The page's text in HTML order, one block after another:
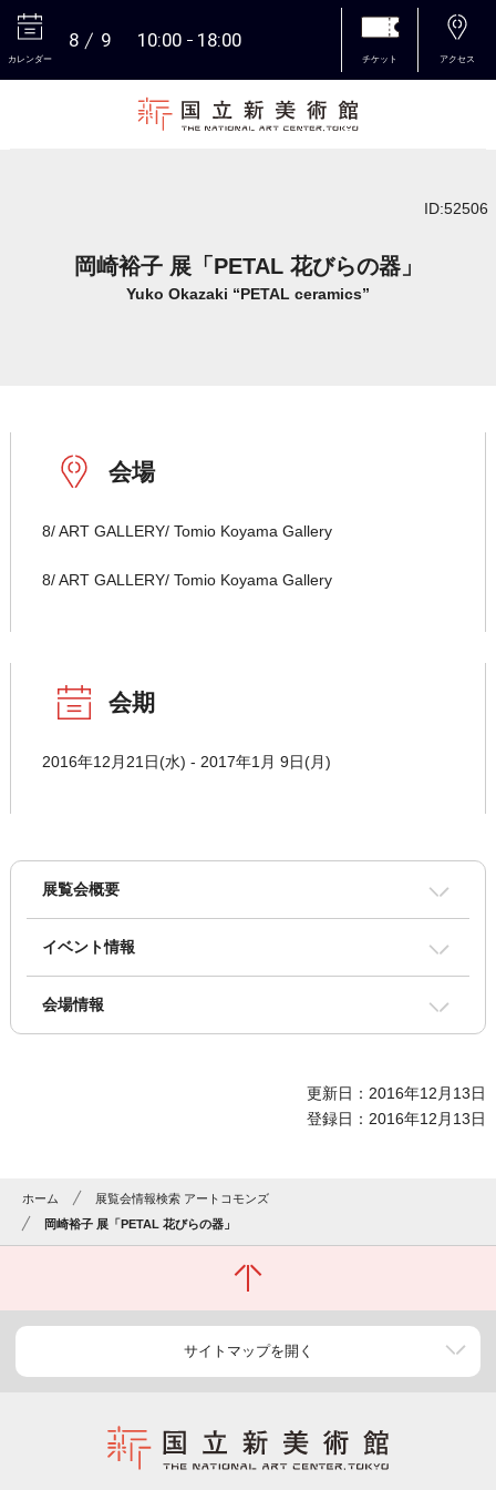
カレンダー
8 9 10:00 18:00
チケット アクセス
ID:52506
岡崎裕子 展「PETAL 花びらの器」
Yuko Okazaki “PETAL ceramics”
会場
8/ ART GALLERY/ Tomio Koyama Gallery
8/ ART GALLERY/ Tomio Koyama Gallery
会期
2016年12月21日(水) - 2017年1月 9日(月)
展覧会概要
イベント情報
会場情報
更新日：2016年12月13日
登録日：2016年12月13日
ホーム
展覧会情報検索 アートコモンズ
岡崎裕子 展「PETAL 花びらの器」
サイトマップを開く